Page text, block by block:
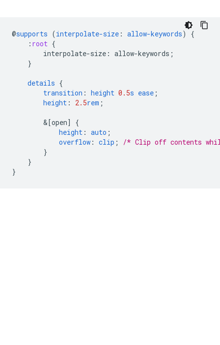
@supports (interpolate-size : allow-keywords)
{
: root {
interpolate-size : allow-keywords ;
}
details {
transition : height 0.5s ease ;
height : 2.5rem ;
&[open]
{
height : auto ;
overflow : clip ;
/* Clip off contents
}
}
}